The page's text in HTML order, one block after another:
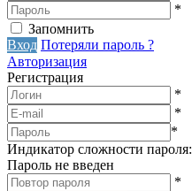
*
Запомнить
Вход Потеряли пароль ?
Авторизация
Регистрация
*
*
*
Индикатор сложности пароля:
Пароль не введен
*